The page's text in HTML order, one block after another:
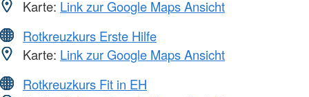
Karte: Link zur Google Maps Ansicht
Rotkreuzkurs Erste Hilfe
Karte: Link zur Google Maps Ansicht
Rotkreuzkurs Fit in EH